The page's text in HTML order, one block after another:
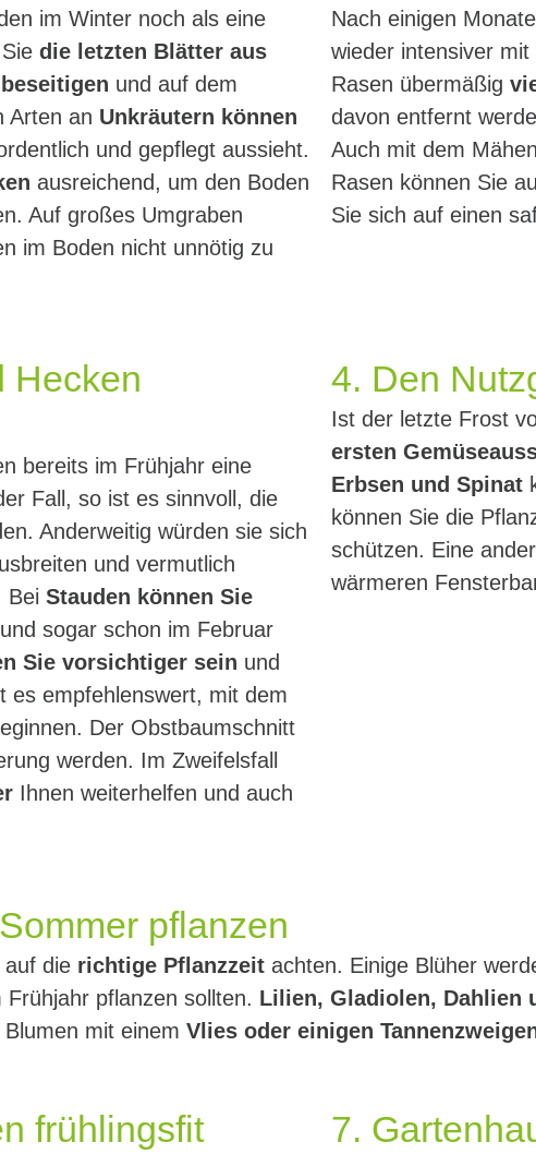
im Winter noch als eine
die letzten Blätter aus
und auf dem
Arten an Unkräutern können
und gepflegt aussieht.
ausreichend, um den Boden
Auf großes Umgraben
im Boden nicht unnötig zu
Nach einigen
wieder intensiver
Rasen übermäßig
davon entfernt
Auch mit dem
Rasen können Sie
Sie sich auf einen
Hecken
bereits im Frühjahr eine
Fall, so ist es sinnvoll, die
Anderweitig würden sie sich
und vermutlich
Bei Stauden können Sie
und sogar schon im Februar
Sie vorsichtiger sein und
es empfehlenswert, mit dem
Der Obstbaumschnitt
werden. Im Zweifelsfall
Ihnen weiterhelfen und auch
4. Den
Ist der letzte Frost
ersten
Erbsen und Spinat
können Sie die
schützen. Eine
wärmeren
pflanzen
auf die richtige Pflanzzeit achten. Einige Blüher
pflanzen sollten. Lilien, Gladiolen, Dahlien
mit einem Vlies oder einigen
frühlingsfit
7.